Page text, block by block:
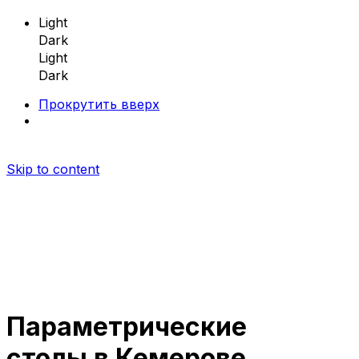
Light
Dark
Light
Dark
Прокрутить вверх
Skip to content
Параметрическая мебель
Параметрические скамейки
Параметрические